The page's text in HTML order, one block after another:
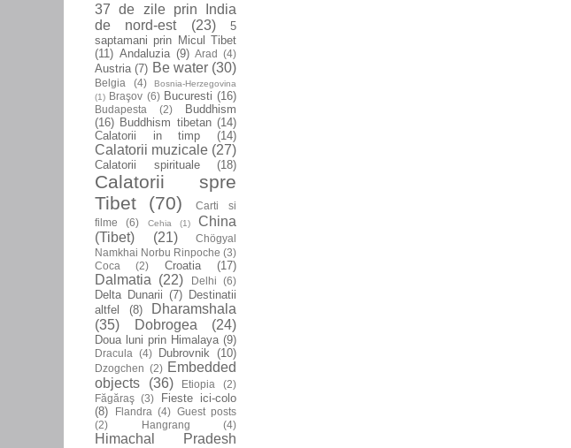
37 de zile prin India
de nord-est
(23)
5
saptamani prin Micul Tibet
(11) Andaluzia (9) Arad (4)
Austria (7) Be water (30)
Belgia (4)
Bosnia-Herzegovina
(1) Braşov (6) Bucuresti (16)
Budapesta (2)
Buddhism
(16) Buddhism tibetan (14)
Calatorii in timp
(14)
Calatorii muzicale (27)
Calatorii spirituale (18)
Calatorii spre
Tibet
(70)
Carti si
filme
(6) Cehia (1)
China
(Tibet)
(21)
Chögyal
Namkhai Norbu Rinpoche (3)
Coca
(2) Croatia (17)
Dalmatia (22) Delhi (6)
Delta Dunarii (7) Destinatii
altfel
(8)
Dharamshala
(35)
Dobrogea (24)
Doua luni prin Himalaya (9)
Dracula (4) Dubrovnik (10)
Dzogchen (2) Embedded
objects
(36) Etiopia
(2)
Făgăraş (3)
Fieste ici-colo
(8)
Flandra (4) Guest posts
(2)
Hangrang (4)
Himachal Pradesh